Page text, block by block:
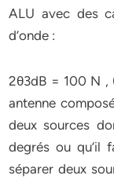
ALU avec des
d’onde :
2θ3dB = 100 N ,
antenne
deux sources
degrés ou qu’il
séparer deux